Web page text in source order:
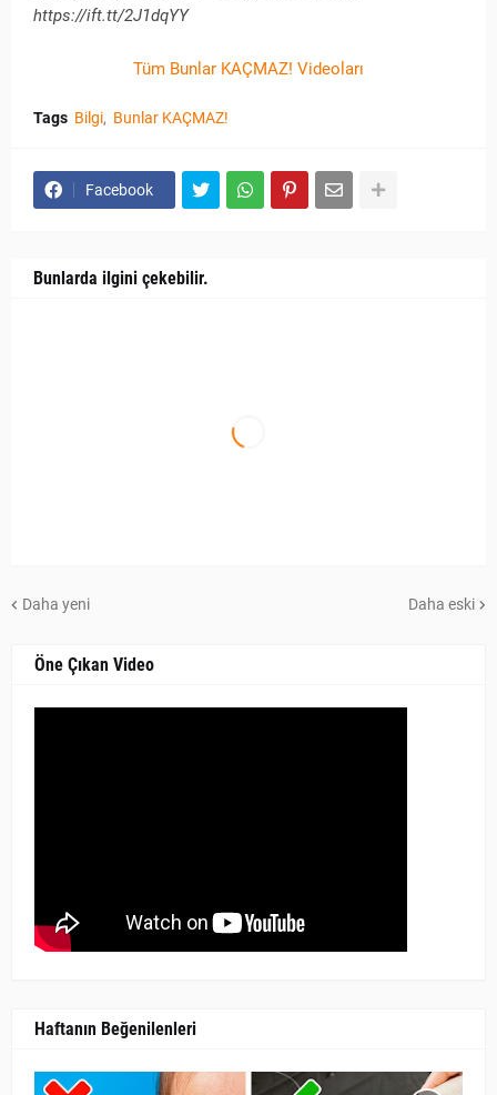
https://ift.tt/2J1dqYY
Tüm Bunlar KAÇMAZ! Videoları
Tags Bilgi Bunlar KAÇMAZ!
Facebook
Bunlarda ilgini çekebilir.
Daha yeni Daha eski
Öne Çıkan Video
Haftanın Beğenilenleri